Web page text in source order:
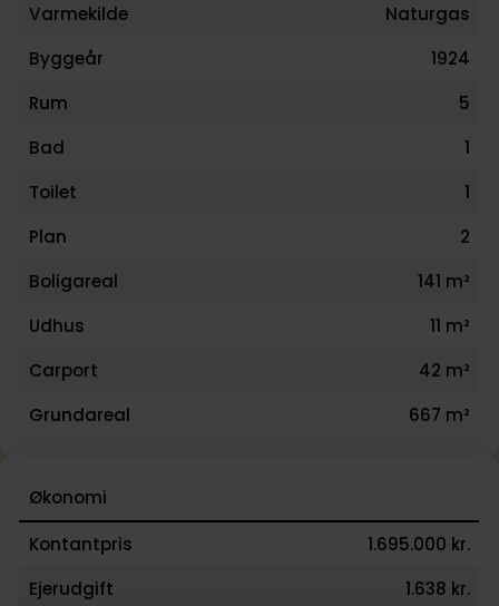
Varmekilde
Naturgas
Byggeår
1924
Rum
5
Bad
1
Toilet
1
Plan
2
Boligareal
141 m²
Udhus
11 m²
Carport
42 m²
Grundareal
667 m²
Økonomi
Kontantpris
1.695.000 kr.
Ejerudgift
1.638 kr.